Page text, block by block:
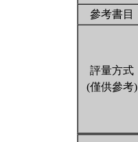
參考書目
評量方式
(僅供參考)